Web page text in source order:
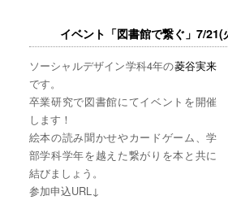
イベント「図書館で繋ぐ」7/
ソーシャルデザイン学科4年の菱谷実来
です。
卒業研究で図書館にてイベントを開催
します！
絵本の読み聞かせやカードゲーム、学
部学科学年を越えた繋がりを本と共に
結びましょう。
参加申込URL↓